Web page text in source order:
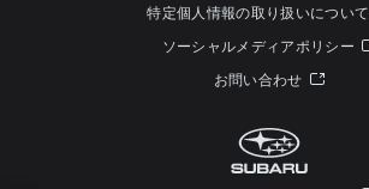
特定個人情報の取り扱いについて
ソーシャルメディアポリシー
お問い合わせ